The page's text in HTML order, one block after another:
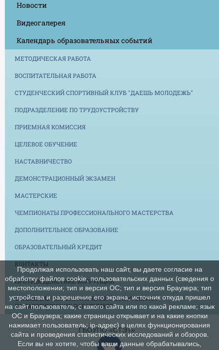
Новости
Видеогалерея
Календарь образовательных событий
МЕТОДИЧЕСКАЯ РАБОТА
ВОСПИТАТЕЛЬНАЯ РАБОТА
СТУДЕНЧЕСКИЙ СПОРТИВНЫЙ КЛУБ "ДАЕШЬ МОЛОДЕЖЬ"
ПОДРАЗДЕЛЕНИЕ ПО ТРУДОУСТРОЙСТВУ
ПРИЕМНАЯ КОМИССИЯ
ЦЕЛЕВОЕ ОБУЧЕНИЕ
НАСТАВНИЧЕСТВО
ДЕМОНСТРАЦИОННЫЙ ЭКЗАМЕН
МАСТЕРСКИЕ
ЧЕМПИОНАТЫ ПРОФЕССИОНАЛЬНОГО МАСТЕРСТВА
ДОПОЛНИТЕЛЬНОЕ ОБРАЗОВАНИЕ
ОБРАЗОВАТЕЛЬНЫЙ КРЕДИТ
КОНТАКТЫ
ПРОТИВОДЕЙСТВИЕ КОРРУПЦИИ
СНИЖЕНИЕ БЮРОКРАТИЧЕСКОЙ НАГРУЗКИ НА
ПЕДАГОГИЧЕСКИХ РАБОТНИКОВ
ГБОУПО «СТЭТ»
Продолжая использовать наш сайт, вы даете согласие на
обработку файлов cookie, пользовательских данных (сведения о
местоположении; тип и версия ОС; тип и версия Браузера; тип
устройства и разрешение его экрана; источник откуда пришел
на сайт пользователь; с какого сайта или по какой рекламе; язык
ОС и Браузера; какие страницы открывает и на какие кнопки
нажимает пользователь; ip-адрес) в целях функционирования
сайта и проведения статистических исследований и обзоров.
Если вы не хотите, чтобы ваши данные обрабатывались,